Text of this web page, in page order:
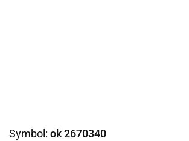
Symbol: ok 2670340